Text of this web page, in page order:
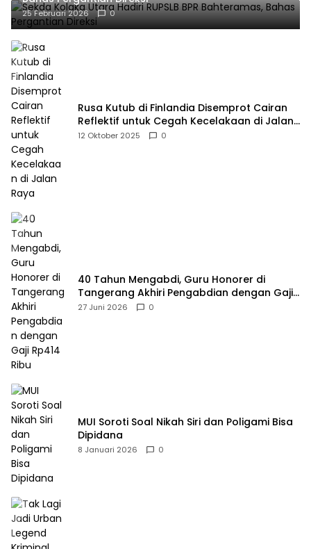
25 Februari 2026 0
Rusa Kutub di Finlandia Disemprot Cairan
Reflektif untuk Cegah Kecelakaan di Jalan
Raya
12 Oktober 2025 0
40 Tahun Mengabdi, Guru Honorer di
Tangerang Akhiri Pengabdian dengan Gaji
Rp414 Ribu
27 Juni 2026 0
MUI Soroti Soal Nikah Siri dan Poligami Bisa
Dipidana
8 Januari 2026 0